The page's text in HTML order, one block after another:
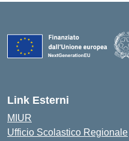
Link Esterni
MIUR
Ufficio Scolastico Regionale